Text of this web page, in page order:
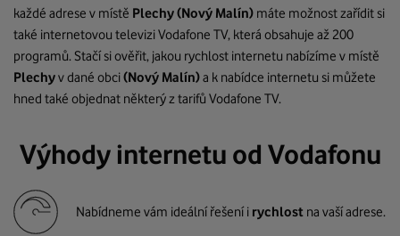
každé adrese v místě Plechy(Nový Malín) máte možnost zařídit si
také internetovou televizi Vodafone TV, která obsahuje až 200
programů. Stačí si ověřit, jakou rychlost internetu nabízíme v místě
Plechyv dané obci(Nový Malín)a k nabídce internetu si můžete
hned také objednat některý z tarifů Vodafone TV.
Výhody internetu od Vodafonu
Nabídneme vám ideální řešení i rychlost na vaší adrese.